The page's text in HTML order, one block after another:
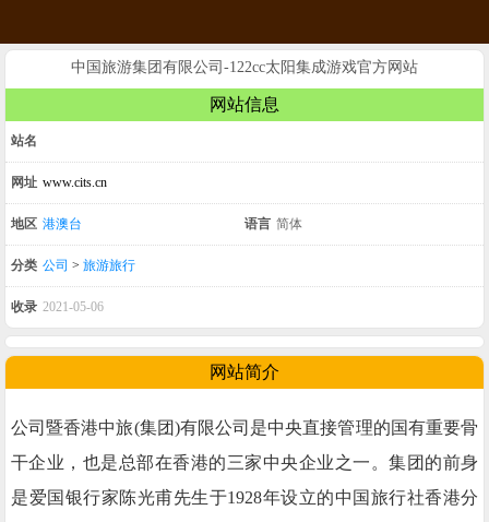
中国旅游集团有限公司-122cc太阳集成游戏官方网站
网站信息
站名
网址 www.cits.cn
地区 港澳台 语言 简体
分类 公司 > 旅游旅行
收录 2021-05-06
网站简介
公司暨香港中旅(集团)有限公司是中央直接管理的国有重要骨
干企业，也是总部在香港的三家中央企业之一。集团的前身
是爱国银行家陈光甫先生于1928年设立的中国旅行社香港分